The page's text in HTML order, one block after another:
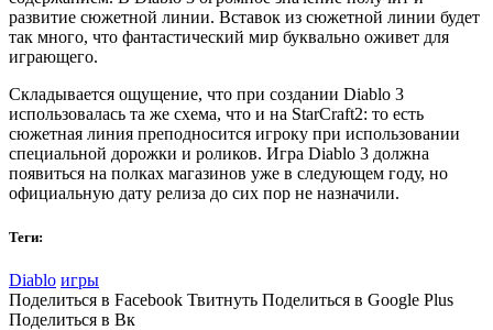
развитие сюжетной линии. Вставок из сюжетной линии будет
так много, что фантастический мир буквально оживет для
играющего.
Складывается ощущение, что при создании Diablo 3
использовалась та же схема, что и на StarCraft2: то есть
сюжетная линия преподносится игроку при использовании
специальной дорожки и роликов. Игра Diablo 3 должна
появиться на полках магазинов уже в следующем году, но
официальную дату релиза до сих пор не назначили.
Теги:
Diablo игры
Поделиться в Facebook Твитнуть Поделиться в Google Plus
Поделиться в Вк